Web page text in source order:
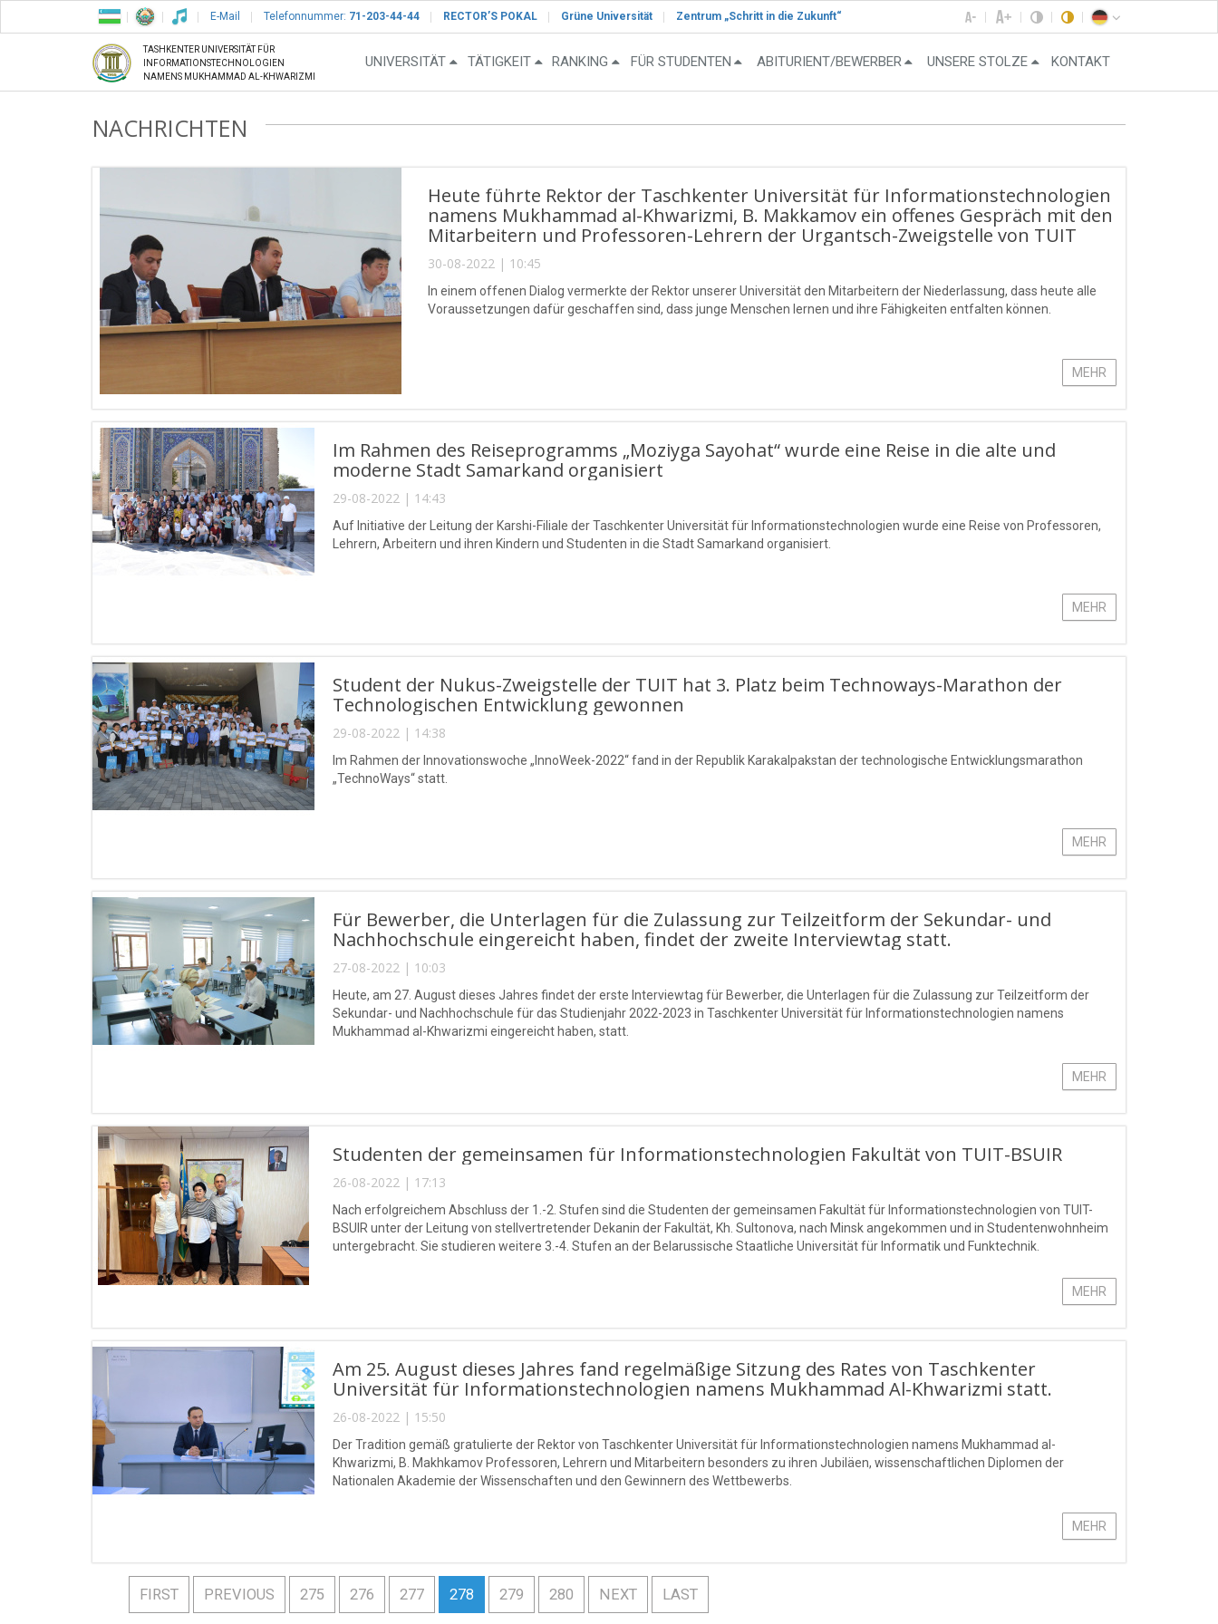
E-Mail Telefonnummer: 71-203-44-44 RECTOR’S POKAL Grüne Universität Zentrum „Schritt in die Zukunft“
TASHKENTER UNIVERSITÄT FÜR
INFORMATIONSTECHNOLOGIEN
NAMENS MUKHAMMAD AL-KHWARIZMI
UNIVERSITÄT TÄTIGKEIT RANKING FÜR STUDENTEN ABITURIENT/BEWERBER UNSERE STOLZE KONTAKT
NACHRICHTEN
Heute führte Rektor der Taschkenter Universität für Informationstechnologien
namens Mukhammad al-Khwarizmi, B. Makkamov ein offenes Gespräch mit den
Mitarbeitern und Professoren-Lehrern der Urgantsch-Zweigstelle von TUIT
30-08-2022 | 10:45
In einem offenen Dialog vermerkte der Rektor unserer Universität den Mitarbeitern der Niederlassung, dass heute alle
Voraussetzungen dafür geschaffen sind, dass junge Menschen lernen und ihre Fähigkeiten entfalten können.
MEHR
Im Rahmen des Reiseprogramms „Moziyga Sayohat“ wurde eine Reise in die alte und
moderne Stadt Samarkand organisiert
29-08-2022 | 14:43
Auf Initiative der Leitung der Karshi-Filiale der Taschkenter Universität für Informationstechnologien wurde eine Reise von Professoren,
Lehrern, Arbeitern und ihren Kindern und Studenten in die Stadt Samarkand organisiert.
MEHR
Student der Nukus-Zweigstelle der TUIT hat 3. Platz beim Technoways-Marathon der
Technologischen Entwicklung gewonnen
29-08-2022 | 14:38
Im Rahmen der Innovationswoche „InnoWeek-2022“ fand in der Republik Karakalpakstan der technologische Entwicklungsmarathon
„TechnoWays“ statt.
MEHR
Für Bewerber, die Unterlagen für die Zulassung zur Teilzeitform der Sekundar- und
Nachhochschule eingereicht haben, findet der zweite Interviewtag statt.
27-08-2022 | 10:03
Heute, am 27. August dieses Jahres findet der erste Interviewtag für Bewerber, die Unterlagen für die Zulassung zur Teilzeitform der
Sekundar- und Nachhochschule für das Studienjahr 2022-2023 in Taschkenter Universität für Informationstechnologien namens
Mukhammad al-Khwarizmi eingereicht haben, statt.
MEHR
Studenten der gemeinsamen für Informationstechnologien Fakultät von TUIT-BSUIR
26-08-2022 | 17:13
Nach erfolgreichem Abschluss der 1.-2. Stufen sind die Studenten der gemeinsamen Fakultät für Informationstechnologien von TUIT-
BSUIR unter der Leitung von stellvertretender Dekanin der Fakultät, Kh. Sultonova, nach Minsk angekommen und in Studentenwohnheim
untergebracht. Sie studieren weitere 3.-4. Stufen an der Belarussische Staatliche Universität für Informatik und Funktechnik.
MEHR
Am 25. August dieses Jahres fand regelmäßige Sitzung des Rates von Taschkenter
Universität für Informationstechnologien namens Mukhammad Al-Khwarizmi statt.
26-08-2022 | 15:50
Der Tradition gemäß gratulierte der Rektor von Taschkenter Universität für Informationstechnologien namens Mukhammad al-
Khwarizmi, B. Makhkamov Professoren, Lehrern und Mitarbeitern besonders zu ihren Jubiläen, wissenschaftlichen Diplomen der
Nationalen Akademie der Wissenschaften und den Gewinnern des Wettbewerbs.
MEHR
FIRST PREVIOUS 275 276 277 278 279 280 NEXT LAST